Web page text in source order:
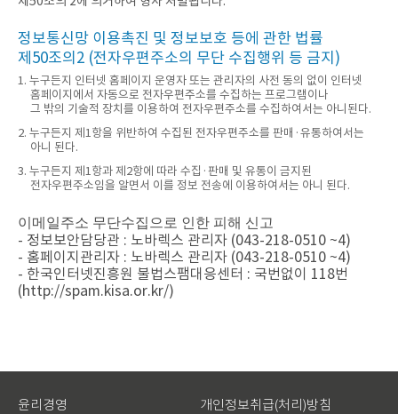
정보통신망 이용촉진 및 정보보호 등에 관한 법률
제50조의2 (전자우편주소의 무단 수집행위 등 금지)
1. 누구든지 인터넷 홈페이지 운영자 또는 관리자의 사전 동의 없이 인터넷
홈페이지에서 자동으로 전자우편주소를 수집하는 프로그램이나
그 밖의 기술적 장치를 이용하여 전자우편주소를 수집하여서는 아니된다.
2. 누구든지 제1항을 위반하여 수집된 전자우편주소를 판매·유통하여서는
아니 된다.
3. 누구든지 제1항과 제2항에 따라 수집·판매 및 유통이 금지된
전자우편주소임을 알면서 이를 정보 전송에 이용하여서는 아니 된다.
이메일주소 무단수집으로 인한 피해 신고
- 정보보안담당관 : 노바렉스 관리자 (043-218-0510 ~4)
- 홈페이지관리자 : 노바렉스 관리자 (043-218-0510 ~4)
- 한국인터넷진흥원 불법스팸대응센터 : 국번없이 118번
(http://spam.kisa.or.kr/)
윤리경영
개인정보취급(처리)방침